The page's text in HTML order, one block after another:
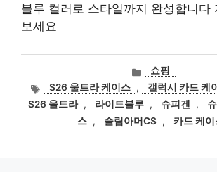
블루 컬러로 스타일까지 완성합니다
보세요
카
테
고
리
쇼핑
태
그
S26 울트라 케이스 , 갤럭시 카드 케
S26 울트라 , 라이트블루 , 슈피겐 ,
스 , 슬림아머CS , 카드 케이